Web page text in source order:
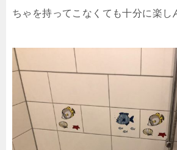
ちゃを持ってこなくても十分に楽し